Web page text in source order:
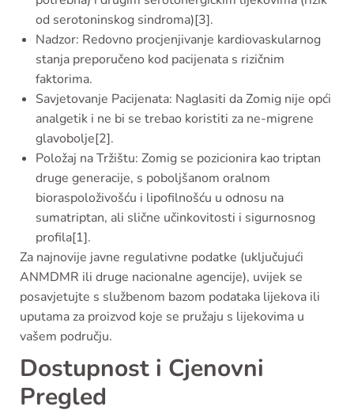
od serotoninskog sindroma)[3].
Nadzor: Redovno procjenjivanje kardiovaskularnog
stanja preporučeno kod pacijenata s rizičnim
faktorima.
Savjetovanje Pacijenata: Naglasiti da Zomig nije opći
analgetik i ne bi se trebao koristiti za ne-migrene
glavobolje[2].
Položaj na Tržištu: Zomig se pozicionira kao triptan
druge generacije, s poboljšanom oralnom
bioraspoloživošću i lipofilnošću u odnosu na
sumatriptan, ali slične učinkovitosti i sigurnosnog
profila[1].
Za najnovije javne regulativne podatke (uključujući
ANMDMR ili druge nacionalne agencije), uvijek se
posavjetujte s službenom bazom podataka lijekova ili
uputama za proizvod koje se pružaju s lijekovima u
vašem području.
Dostupnost i Cjenovni
Pregled